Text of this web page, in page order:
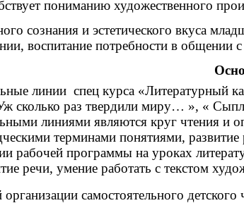
пониманию художественного
сознания и эстетического вкуса
воспитание потребности в
линии спец курса «Литературный
сколько раз твердили миру… », «
линиями являются круг чтения и
терминами понятиями,
программы на уроках
речи, умение работать с текстом
самостоятельного детского